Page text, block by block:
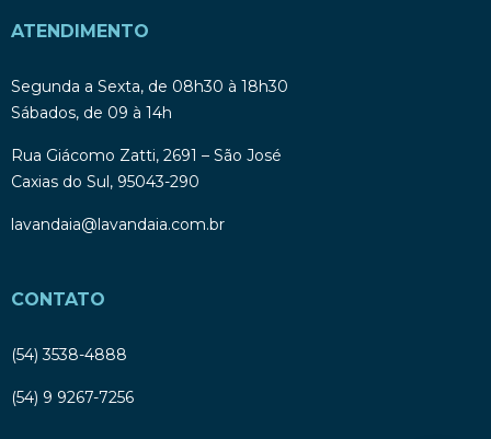
ATENDIMENTO
Segunda a Sexta, de 08h30 à 18h30
Sábados, de 09 à 14h
Rua Giácomo Zatti, 2691 – São José
Caxias do Sul, 95043-290
lavandaia@lavandaia.com.br
CONTATO
(54) 3538-4888
(54) 9 9267-7256